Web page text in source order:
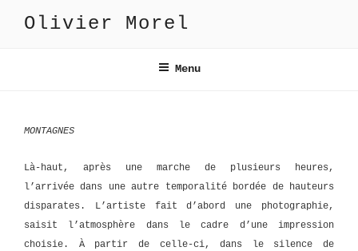
Olivier Morel
Menu
MONTAGNES
Là-haut, après une marche de plusieurs heures,
l’arrivée dans une autre temporalité bordée de hauteurs
disparates. L’artiste fait d’abord une photographie,
saisit l’atmosphère dans le cadre d’une impression
choisie. À partir de celle-ci, dans le silence de